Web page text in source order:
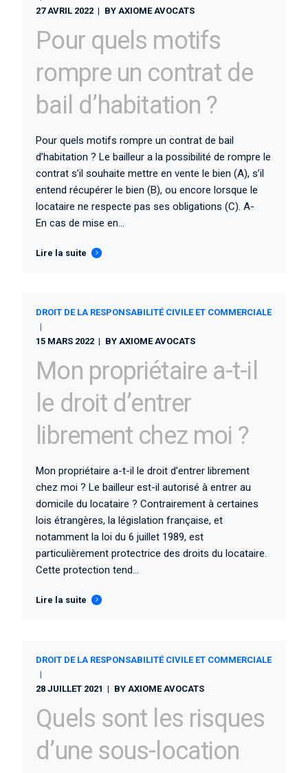
27 AVRIL 2022 BYAXIOME AVOCATS
Pour quels motifs
rompre un contrat de
bail d’habitation ?
Pour quels motifs rompre un contrat de bail
d’habitation ? Le bailleur a la possibilité de rompre le
contrat s’il souhaite mettre en vente le bien (A), s’il
entend récupérer le bien (B), ou encore lorsque le
locataire ne respecte pas ses obligations (C). A-
En cas de mise en...
Lire la suite
DROIT DE LA RESPONSABILITÉ CIVILE ET COMMERCIALE
15 MARS 2022 BYAXIOME AVOCATS
Mon propriétaire a-t-il
le droit d’entrer
librement chez moi ?
Mon propriétaire a-t-il le droit d’entrer librement
chez moi ? Le bailleur est-il autorisé à entrer au
domicile du locataire ? Contrairement à certaines
lois étrangères, la législation française, et
notamment la loi du 6 juillet 1989, est
particulièrement protectrice des droits du locataire.
Cette protection tend...
Lire la suite
DROIT DE LA RESPONSABILITÉ CIVILE ET COMMERCIALE
28 JUILLET 2021 BY AXIOME AVOCATS
Quels sont les risques
d’une sous-location